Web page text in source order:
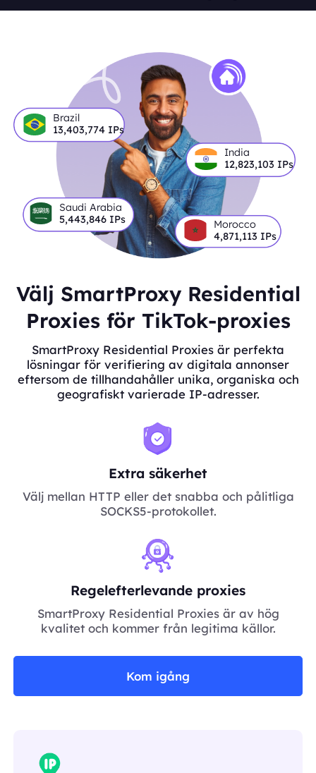
Brazil
13,403,774IPs
India
12,823,103 IPs
Saudi Arabia
5,443,846 IPs
Morocco
4,871,113 IPs
Välj SmartProxy Residential
Proxies för TikTok-proxies
SmartProxy Residential Proxies är perfekta
lösningar för verifiering av digitala annonser
eftersom de tillhandahåller unika, organiska och
geografiskt varierade IP-adresser.
Extra säkerhet
Välj mellan HTTP eller det snabba och pålitliga
SOCKS5-protokollet.
Regelefterlevande proxies
SmartProxy Residential Proxies är av hög
kvalitet och kommer från legitima källor.
Kom igång